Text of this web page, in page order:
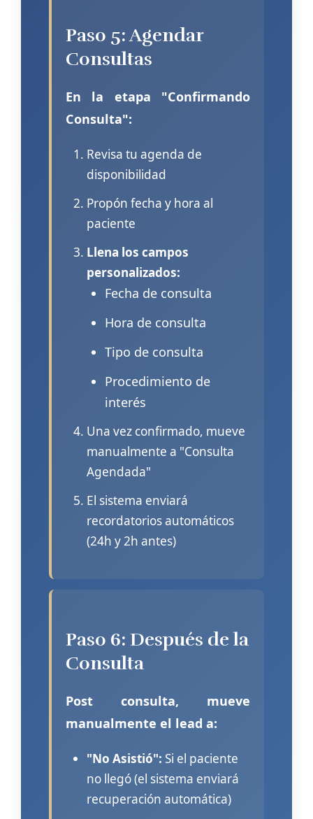
Paso 5: Agendar
Consultas
En la etapa "Confirmando
Consulta":
Revisa tu agenda de
disponibilidad
Propón fecha y hora al
paciente
Llena los campos
personalizados:
Fecha de consulta
Hora de consulta
Tipo de consulta
Procedimiento de
interés
Una vez confirmado, mueve
manualmente a "Consulta
Agendada"
El sistema enviará
recordatorios automáticos
(24h y 2h antes)
Paso 6: Después de la
Consulta
Post consulta, mueve
manualmente el lead a:
"No Asistió": Si el paciente
no llegó (el sistema enviará
recuperación automática)